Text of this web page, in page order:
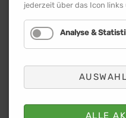
Firmenlauf–
Start!
Anmeldung
sport.de
starten
Jetzt
jederzeit über das Icon
Analyse &
ALLE